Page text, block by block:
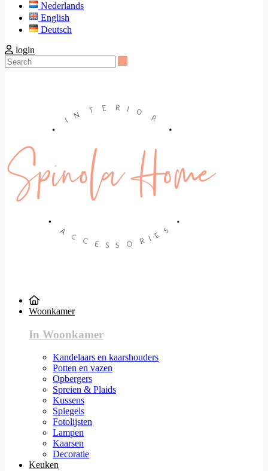
Nederlands
English
Deutsch
login
Woonkamer
In Woonkamer
Kandelaars en kaarshouders
Potten en vazen
Opbergers
Spreien & Plaids
Kussens
Spiegels
Fotolijsten
Lampen
Kaarsen
Decoratie
Keuken